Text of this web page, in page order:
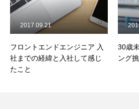
フロントエンドエンジニア 入
社までの経緯と入社して感じ
たこと
2017.09.21
30歳
ング